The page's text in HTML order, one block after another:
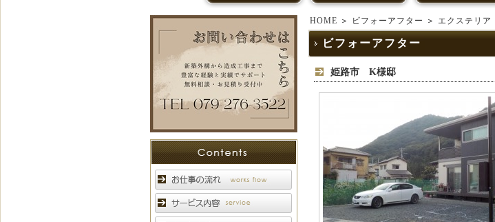
HOME ＞ ビフォーアフター ＞ エクステリア
ビフォーアフター
姫路市 K様邸